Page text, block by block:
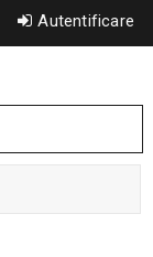
Autentificare